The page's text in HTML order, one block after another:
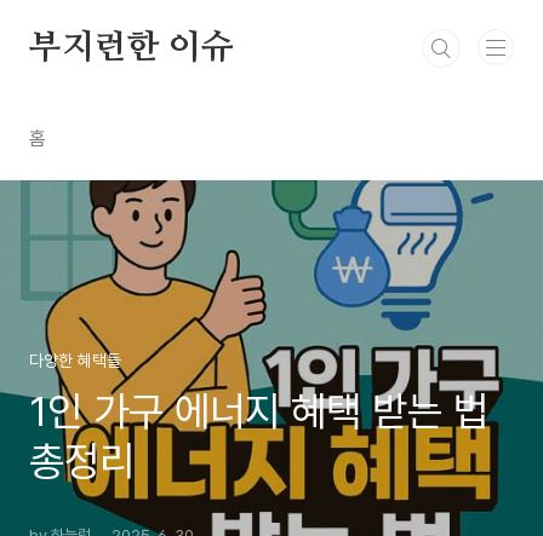
부지런한 이슈
홈
다양한 혜택들
1인 가구 에너지 혜택 받는 법
총정리